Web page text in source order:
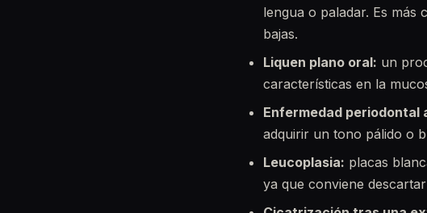
lengua o paladar. Es más
bajas.
Liquen plano oral: un
características en la
Enfermedad periodontal
adquirir un tono pálido o
Leucoplasia: placas
ya que conviene